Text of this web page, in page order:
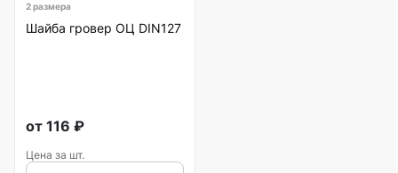
2 размера
Шайба гровер ОЦ DIN127
от 116 ₽
Цена за шт.